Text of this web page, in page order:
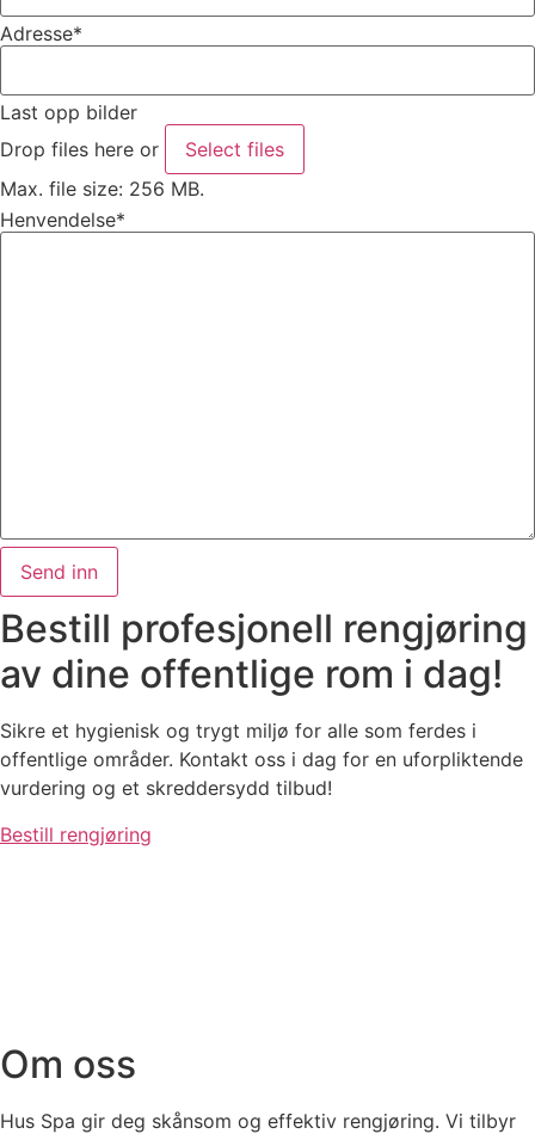
Adresse*
Last opp bilder
Drop files here or
Select files
Max. file size: 256 MB.
Henvendelse*
Bestill profesjonell rengjøring
av dine offentlige rom i dag!
Sikre et hygienisk og trygt miljø for alle som ferdes i
offentlige områder. Kontakt oss i dag for en uforpliktende
vurdering og et skreddersydd tilbud!
Bestill rengjøring
Om oss
Hus Spa gir deg skånsom og effektiv rengjøring. Vi tilbyr